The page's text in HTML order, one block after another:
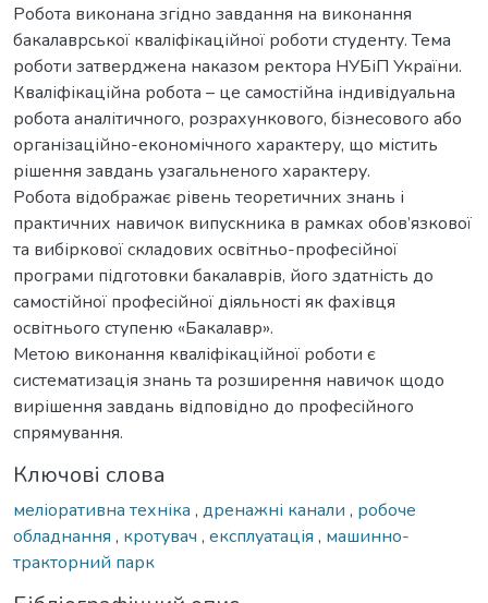
Робота виконана згідно завдання на виконання
бакалаврської кваліфікаційної роботи студенту. Тема
роботи затверджена наказом ректора НУБіП України.
Кваліфікаційна робота – це самостійна індивідуальна
робота аналітичного, розрахункового, бізнесового або
організаційно-економічного характеру, що містить
рішення завдань узагальненого характеру.
Робота відображає рівень теоретичних знань і
практичних навичок випускника в рамках обов’язкової
та вибіркової складових освітньо-професійної
програми підготовки бакалаврів, його здатність до
самостійної професійної діяльності як фахівця
освітнього ступеню «Бакалавр».
Метою виконання кваліфікаційної роботи є
систематизація знань та розширення навичок щодо
вирішення завдань відповідно до професійного
спрямування.
Ключові слова
меліоративна техніка , дренажні канали , робоче
обладнання , кротувач , експлуатація , машинно-
тракторний парк